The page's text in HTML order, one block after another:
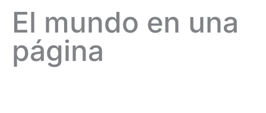
El mundo en una
página